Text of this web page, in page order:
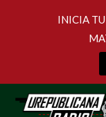
INICIA